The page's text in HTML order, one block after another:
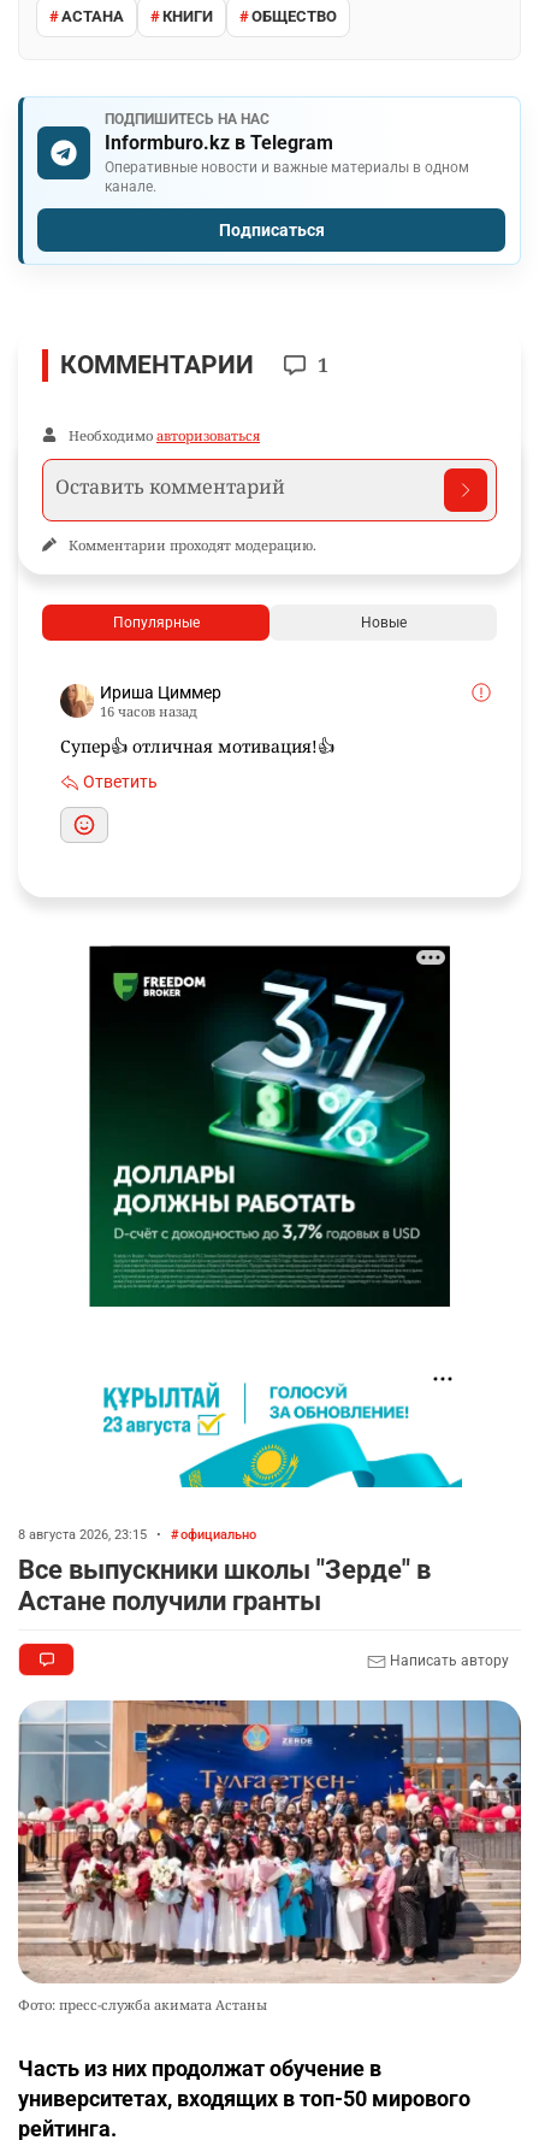
АСТАНА КНИГИ ОБЩЕСТВО
ПОДПИШИТЕСЬ НА НАС
Informburo.kz в Telegram
Оперативные новости и важные материалы в одном
канале.
Подписаться
КОММЕНТАРИИ 1
Необходимо авторизоваться
Комментарии проходят модерацию.
Популярные Новые
Ириша Циммер
16 часов назад
Супер👍 отличная мотивация!👍
Ответить
8 августа 2026, 23:15 • официально
Все выпускники школы "Зерде" в
Астане получили гранты
Написать автору
Фото: пресс-служба акимата Астаны
Часть из них продолжат обучение в
университетах, входящих в топ-50 мирового
рейтинга.